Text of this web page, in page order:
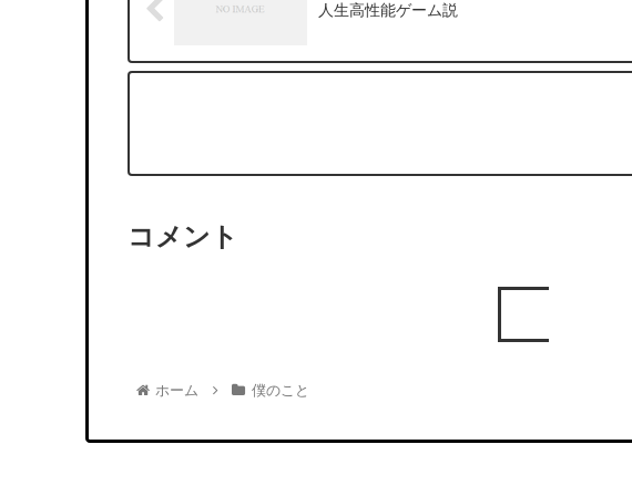
人生高性能ゲーム説
コメント
ホーム 僕のこと